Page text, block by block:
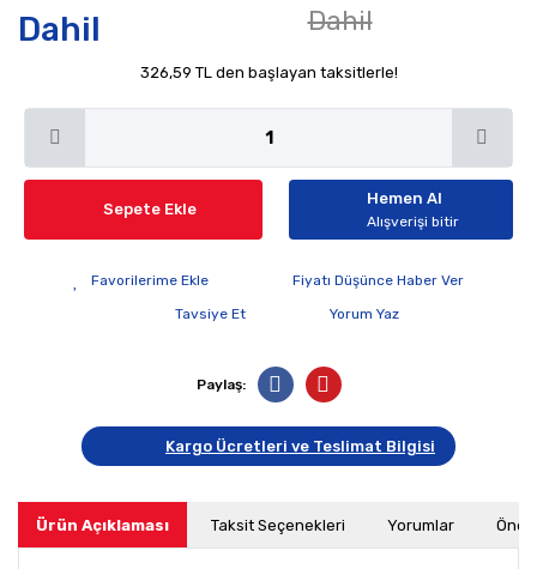
Dahil
Dahil
326,59 TL den başlayan taksitlerle!
Sepete Ekle
Hemen Al
Alışverişi bitir
Fiyatı Düşünce Haber Ver
Tavsiye Et
Yorum Yaz
Paylaş:
Kargo Ücretleri ve Teslimat Bilgisi
Ürün Açıklaması Taksit Seçenekleri Yorumlar